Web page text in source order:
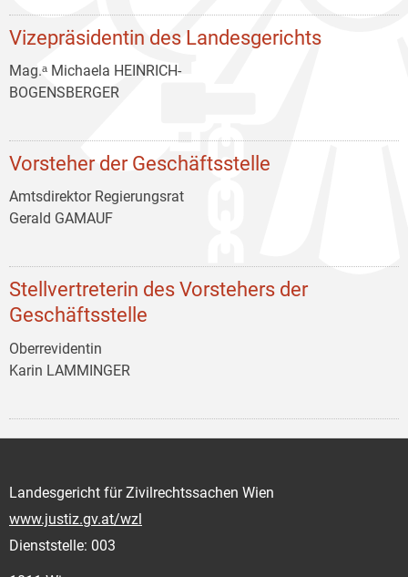
Vizepräsidentin des Landesgerichts
Mag.ᵃ Michaela HEINRICH-
BOGENSBERGER
Vorsteher der Geschäftsstelle
Amtsdirektor Regierungsrat
Gerald GAMAUF
Stellvertreterin des Vorstehers der
Geschäftsstelle
Oberrevidentin
Karin LAMMINGER
Landesgericht für Zivilrechtssachen Wien
www.justiz.gv.at/wzl
Dienststelle: 003